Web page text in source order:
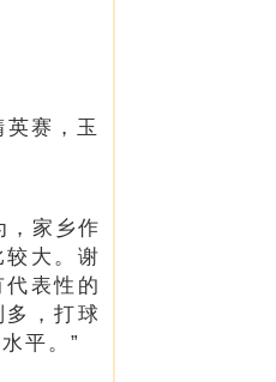
赛，玉
，家乡作
较大。谢
表性的
多，打球
平。”